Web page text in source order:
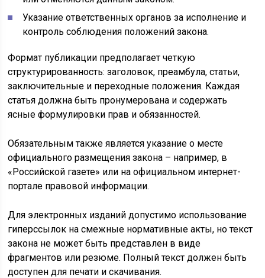
Указание ответственных органов за исполнение и
контроль соблюдения положений закона.
Формат публикации предполагает четкую
структурированность: заголовок, преамбула, статьи,
заключительные и переходные положения. Каждая
статья должна быть пронумерована и содержать
ясные формулировки прав и обязанностей.
Обязательным также является указание о месте
официального размещения закона – например, в
«Российской газете» или на официальном интернет-
портале правовой информации.
Для электронных изданий допустимо использование
гиперссылок на смежные нормативные акты, но текст
закона не может быть представлен в виде
фрагментов или резюме. Полный текст должен быть
доступен для печати и скачивания.